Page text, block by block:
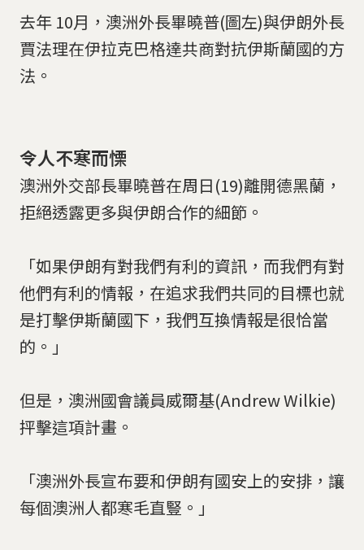
去年 10月，澳洲外長畢曉普(圖左)與伊朗外長
賈法理在伊拉克巴格達共商對抗伊斯蘭國的方
法。
令人不寒而慄
澳洲外交部長畢曉普在周日(19)離開德黑蘭，
拒絕透露更多與伊朗合作的細節。
「如果伊朗有對我們有利的資訊，而我們有對
他們有利的情報，在追求我們共同的目標也就
是打擊伊斯蘭國下，我們互換情報是很恰當
的。」
但是，澳洲國會議員威爾基(Andrew Wilkie)
抨擊這項計畫。
「澳洲外長宣布要和伊朗有國安上的安排，讓
每個澳洲人都寒毛直豎。」